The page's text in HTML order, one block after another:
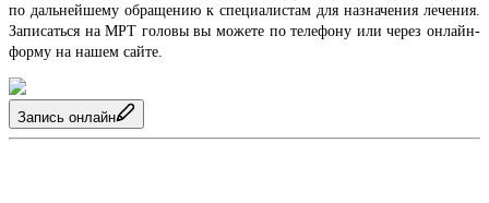
по дальнейшему обращению к специалистам для назначения лечения.
Записаться на МРТ головы вы можете по телефону или через онлайн-
форму на нашем сайте.
Запись онлайн